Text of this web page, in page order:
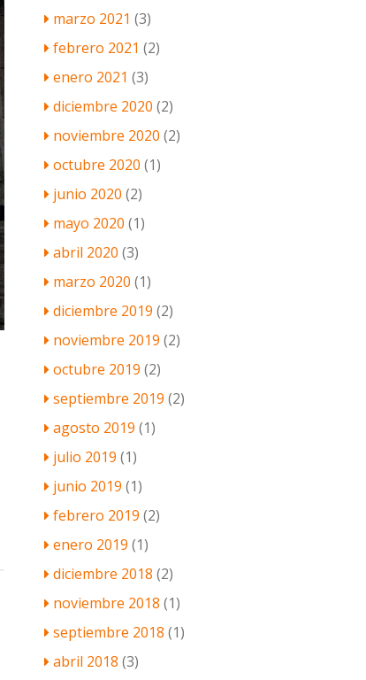
marzo 2021 (3)
febrero 2021 (2)
enero 2021 (3)
diciembre 2020 (2)
noviembre 2020 (2)
octubre 2020 (1)
junio 2020 (2)
mayo 2020 (1)
abril 2020 (3)
marzo 2020 (1)
diciembre 2019 (2)
noviembre 2019 (2)
octubre 2019 (2)
septiembre 2019 (2)
agosto 2019 (1)
julio 2019 (1)
junio 2019 (1)
febrero 2019 (2)
enero 2019 (1)
diciembre 2018 (2)
noviembre 2018 (1)
septiembre 2018 (1)
abril 2018 (3)